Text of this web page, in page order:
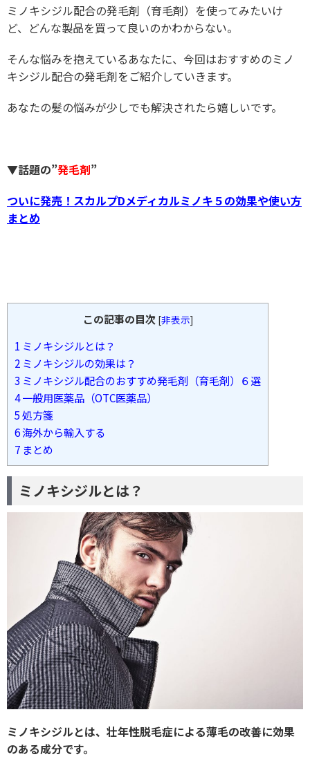
ミノキシジル配合の発毛剤（育毛剤）を使ってみたいけ
ど、どんな製品を買って良いのかわからない。
そんな悩みを抱えているあなたに、今回はおすすめのミノ
キシジル配合の発毛剤をご紹介していきます。
あなたの髪の悩みが少しでも解決されたら嬉しいです。
▼話題の”発毛剤”
ついに発売！スカルプDメディカルミノキ５の効果や使い方
まとめ
この記事の目次 [非表示]
1 ミノキシジルとは？
2 ミノキシジルの効果は？
3 ミノキシジル配合のおすすめ発毛剤（育毛剤）６選
4一般用医薬品（OTC医薬品）
5処方箋
6海外から輸入する
7 まとめ
ミノキシジルとは？
ミノキシジルとは、壮年性脱毛症による薄毛の改善に効果
のある成分です。